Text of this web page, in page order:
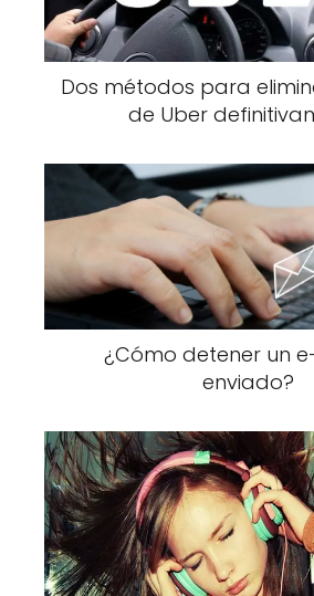
Dos métodos para
de Uber
¿Cómo detener un
enviado?